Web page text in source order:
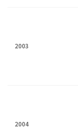
2003
2004